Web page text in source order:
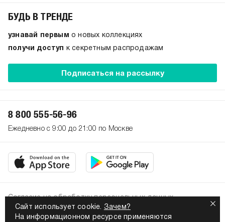
Сайт использует cookie. Зачем?
На информационном ресурсе применяются
БУДЬ В ТРЕНДЕ
узнавай первым о новых коллекциях
получи доступ
к секретным распродажам
Подписаться на рассылку
8 800 555-56-96
Ежедневно с 9:00 до 21:00 по Москве
Политика конфиденциальности
Согласие на обработку персональных данных